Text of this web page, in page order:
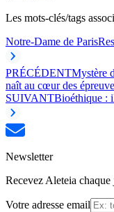
Les mots-clés/tags
Notre-Dame de Paris
PRÉCÉDENTMystère
naît au cœur des
SUIVANTBioéthique :
Newsletter
Recevez Aleteia
Votre adresse email